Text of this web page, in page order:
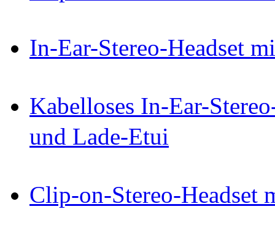
In-Ear-Stereo-Headset
Kabelloses In-Ear-
und Lade-Etui
Clip-on-Stereo-Headset